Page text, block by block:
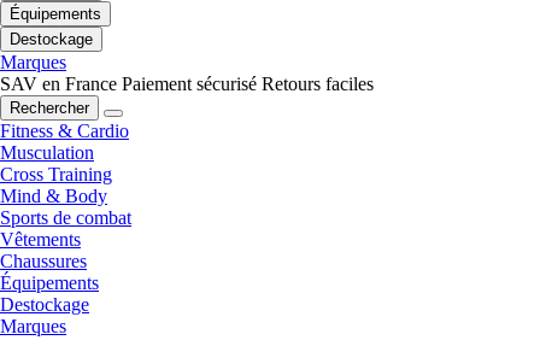
Équipements
Destockage
Marques
SAV en France Paiement sécurisé Retours faciles
Rechercher
Fitness & Cardio
Musculation
Cross Training
Mind & Body
Sports de combat
Vêtements
Chaussures
Équipements
Destockage
Marques